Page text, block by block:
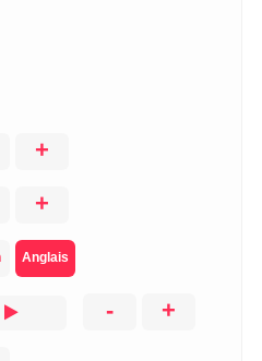
+
+
Anglais
- +